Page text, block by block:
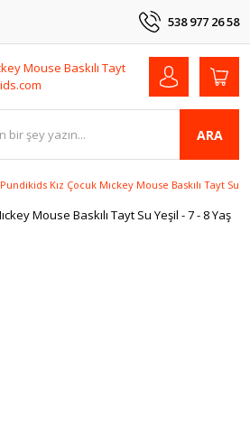
538 977 26 58
ARA
Pundikids Kız Çocuk Mıckey Mouse Baskılı Tayt Su